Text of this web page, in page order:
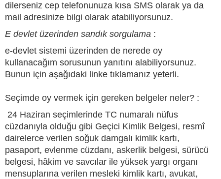
dilerseniz cep telefonunuza kısa SMS olarak ya da
mail adresinize bilgi olarak atabiliyorsunuz.
E devlet üzerinden sandık sorgulama :
e-devlet sistemi üzerinden de nerede oy
kullanacağım sorusunun yanıtını alabiliyorsunuz.
Bunun için aşağıdaki linke tıklamanız yeterli.
Seçimde oy vermek için gereken belgeler neler? :
24 Haziran seçimlerinde TC numaralı nüfus
cüzdanıyla olduğu gibi Geçici Kimlik Belgesi, resmî
dairelerce verilen soğuk damgalı kimlik kartı,
pasaport, evlenme cüzdanı, askerlik belgesi, sürücü
belgesi, hâkim ve savcılar ile yüksek yargı organı
mensuplarına verilen mesleki kimlik kartı, avukat,